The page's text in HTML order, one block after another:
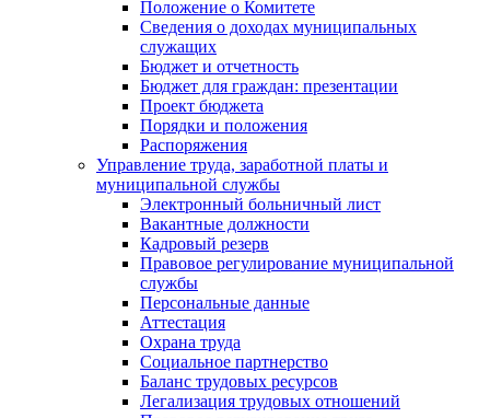
Положение о Комитете
Сведения о доходах муниципальных
служащих
Бюджет и отчетность
Бюджет для граждан: презентации
Проект бюджета
Порядки и положения
Распоряжения
Управление труда, заработной платы и
муниципальной службы
Электронный больничный лист
Вакантные должности
Кадровый резерв
Правовое регулирование муниципальной
службы
Персональные данные
Аттестация
Охрана труда
Социальное партнерство
Баланс трудовых ресурсов
Легализация трудовых отношений